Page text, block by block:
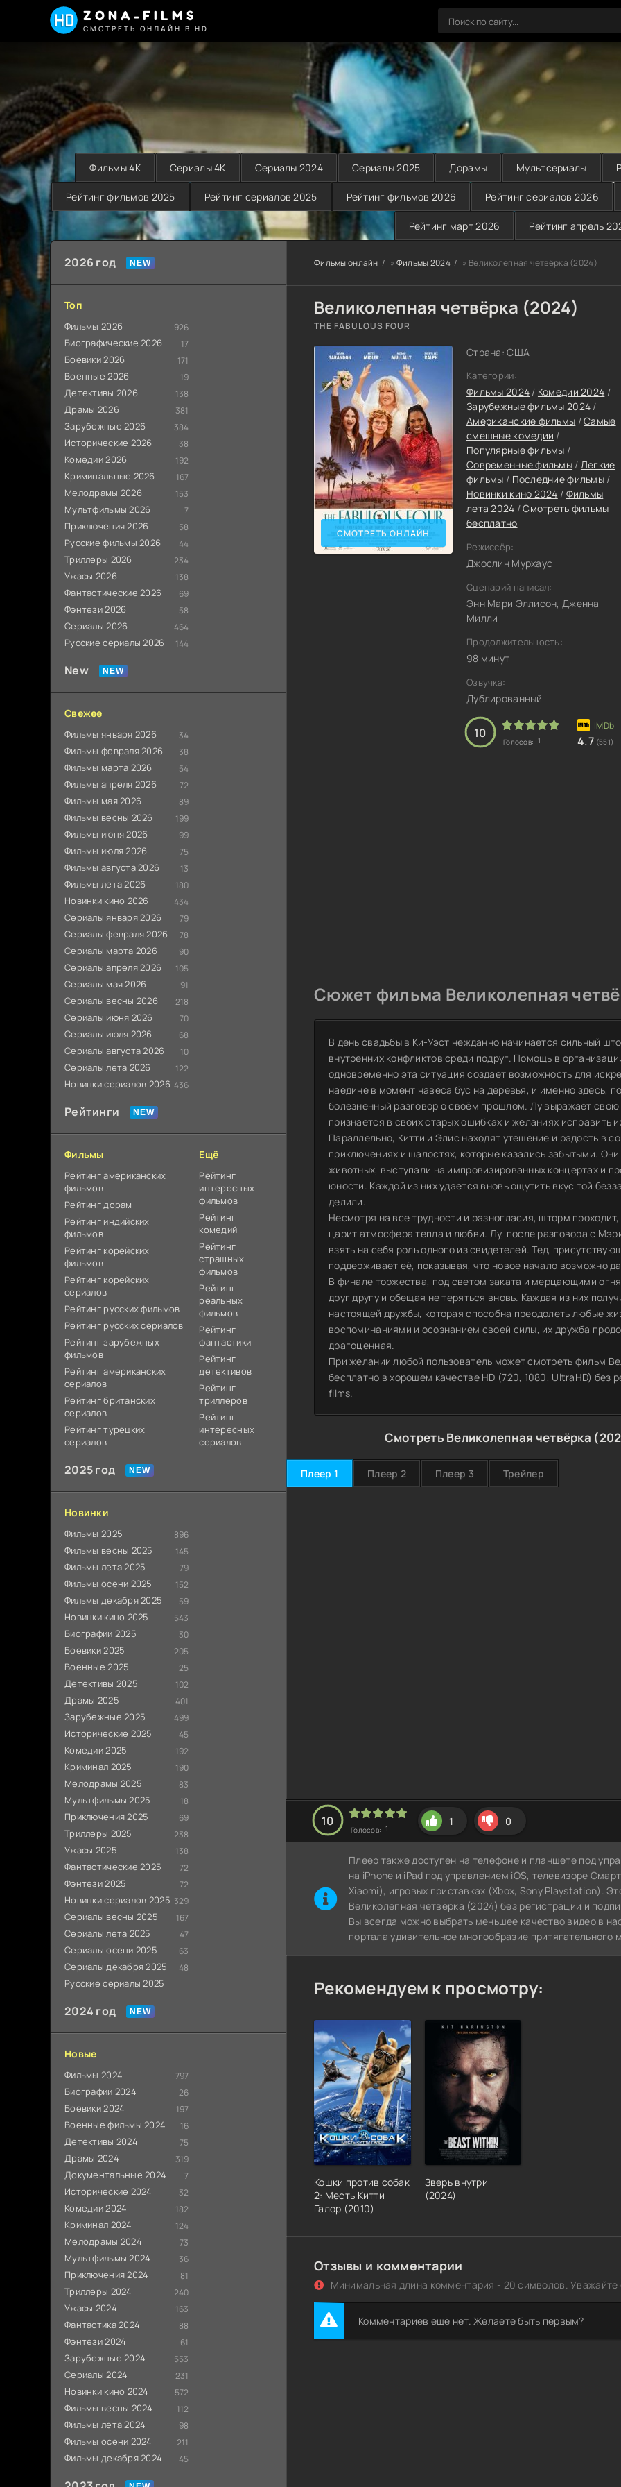
ZONA-FILMS
СМОТРЕТЬ ОНЛАЙН В HD
Фильмы 4K Сериалы 4K Сериалы 2024 Сериалы 2025 Дорамы Мультсериалы
Рейтинг фильмов 2025 Рейтинг сериалов 2025 Рейтинг фильмов 2026 Рейтинг сериалов 2026
Рейтинг март 2026 Рейтинг апрель
2026 год
Топ
Фильмы 2026 926
Биографические 2026 17
Боевики 2026 171
Военные 2026 19
Детективы 2026 138
Драмы 2026 381
Зарубежные 2026 384
Исторические 2026 38
Комедии 2026 192
Криминальные 2026 167
Мелодрамы 2026 153
Мультфильмы 2026 7
Приключения 2026 58
Русские фильмы 2026 44
Триллеры 2026 234
Ужасы 2026 138
Фантастические 2026 69
Фэнтези 2026 58
Сериалы 2026 464
Русские сериалы 2026 144
New
Свежее
Фильмы января 2026 34
Фильмы февраля 2026 38
Фильмы марта 2026 54
Фильмы апреля 2026 72
Фильмы мая 2026 89
Фильмы весны 2026 199
Фильмы июня 2026 99
Фильмы июля 2026 75
Фильмы августа 2026 13
Фильмы лета 2026 180
Новинки кино 2026 434
Сериалы января 2026 79
Сериалы февраля 2026 78
Сериалы марта 2026 90
Сериалы апреля 2026 105
Сериалы мая 2026 91
Сериалы весны 2026 218
Сериалы июня 2026 70
Сериалы июля 2026 68
Сериалы августа 2026 10
Сериалы лета 2026 122
Новинки сериалов 2026 436
Рейтинги
Фильмы
Рейтинг американских
фильмов
Рейтинг дорам
Рейтинг индийских
фильмов
Рейтинг корейских
фильмов
Рейтинг корейских
сериалов
Рейтинг русских фильмов
Рейтинг русских сериалов
Рейтинг зарубежных
фильмов
Рейтинг американских
сериалов
Рейтинг британских
сериалов
Рейтинг турецких
сериалов
Ещё
Рейтинг
интересных
фильмов
Рейтинг
комедий
Рейтинг
страшных
фильмов
Рейтинг
реальных
фильмов
Рейтинг
фантастики
Рейтинг
детективов
Рейтинг
триллеров
Рейтинг
интересных
сериалов
2025 год
Новинки
Фильмы 2025 896
Фильмы весны 2025 145
Фильмы лета 2025 79
Фильмы осени 2025 152
Фильмы декабря 2025 59
Новинки кино 2025 543
Биографии 2025 30
Боевики 2025 205
Военные 2025 25
Детективы 2025 102
Драмы 2025 401
Зарубежные 2025 499
Исторические 2025 45
Комедии 2025 192
Криминал 2025 190
Мелодрамы 2025 83
Мультфильмы 2025 18
Приключения 2025 69
Триллеры 2025 238
Ужасы 2025 138
Фантастические 2025 72
Фэнтези 2025 72
Новинки сериалов 2025 329
Сериалы весны 2025 167
Сериалы лета 2025 47
Сериалы осени 2025 63
Сериалы декабря 2025 48
Русские сериалы 2025
2024 год
Новые
Фильмы 2024 797
Биографии 2024 26
Боевики 2024 197
Военные фильмы 2024 16
Детективы 2024 75
Драмы 2024 319
Документальные 2024 7
Исторические 2024 32
Комедии 2024 182
Криминал 2024 124
Мелодрамы 2024 73
Мультфильмы 2024 36
Приключения 2024 81
Триллеры 2024 240
Ужасы 2024 163
Фантастика 2024 88
Фэнтези 2024 61
Зарубежные 2024 553
Сериалы 2024 231
Новинки кино 2024 572
Фильмы весны 2024 112
Фильмы лета 2024 98
Фильмы осени 2024 211
Фильмы декабря 2024 45
Фильмы онлайн » Фильмы 2024 » Великолепная четвёрка (2024)
Великолепная четвёрка (2024)
THE FABULOUS FOUR
СМОТРЕТЬ ОНЛАЙН
Страна: США
Категории:
Фильмы 2024 / Комедии 2024 /
Зарубежные фильмы 2024 /
Американские фильмы /Самые
смешные комедии /
Популярные фильмы /
Современные фильмы / Легкие
фильмы / Последние фильмы /
Новинки кино 2024 / Фильмы
лета 2024 /Смотреть фильмы
бесплатно
Режиссёр:
Джослин Мурхаус
Сценарий написал:
Энн Мари Эллисон, Дженна
Милли
Продолжительность:
98 минут
Озвучка:
Дублированный
10
Голосов: 1 4.7 (551)
Сюжет фильма Великолепная
В день свадьбы в Ки-Уэст нежданно начинается сильный
внутренних конфликтов среди подруг. Помощь в
одновременно эта ситуация создает возможность для
наедине в момент навеса бус на деревья, и именно здесь,
болезненный разговор о своём прошлом. Лу выражает
признается в своих старых ошибках и желаниях исправить
Параллельно, Китти и Элис находят утешение и радость в
приключениях и шалостях, которые казались забытыми.
животных, выступали на импровизированных концертах и
юности. Каждой из них удается вновь ощутить вкус той
делили.
Несмотря на все трудности и разногласия, шторм
царит атмосфера тепла и любви. Лу, после разговора с
взять на себя роль одного из свидетелей. Тед,
поддерживает её, показывая, что новое начало возможно
В финале торжества, под светом заката и мерцающими
друг другу и обещая не теряться вновь. Каждая из них
настоящей дружбы, которая способна преодолеть любые
воспоминаниями и осознанием своей силы, их дружба
драгоценная.
При желании любой пользователь может смотреть фильм
бесплатно в хорошем качестве HD (720, 1080, UltraHD) без
films.
Смотреть Великолепная четвёрка
Плеер 1 Плеер 2 Плеер 3 Трейлер
10
Голосов: 1
1 0
Плеер также доступен на телефоне и планшете под
на iPhone и iPad под управлением iOS, телевизоре
Xiaomi), игровых приставках (Xbox, Sony Playstation).
Великолепная четвёрка (2024) без регистрации и
Вы всегда можно выбрать меньшее качество видео в
портала удивительное многообразие притягательного
Рекомендуем к просмотру:
Кошки против собак
2: Месть Китти
Галор (2010)
Зверь внутри
(2024)
Отзывы и комментарии
Минимальная длина комментария - 20 символов. Уважайте
Комментариев ещё нет. Желаете быть первым?